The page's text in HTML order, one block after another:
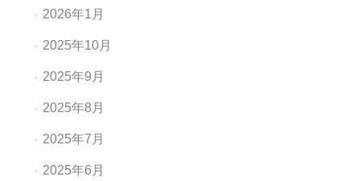
2026年1月
2025年10月
2025年9月
2025年8月
2025年7月
2025年6月